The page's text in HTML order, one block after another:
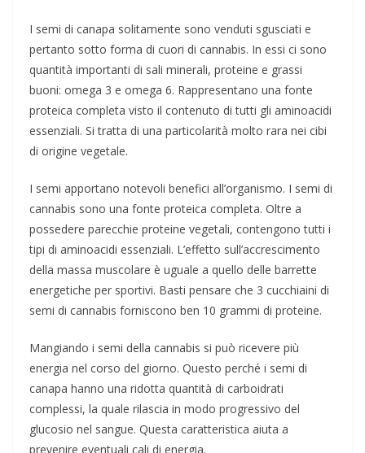
I semi di canapa solitamente sono venduti sgusciati e
pertanto sotto forma di cuori di cannabis. In essi ci sono
quantità importanti di sali minerali, proteine e grassi
buoni: omega 3 e omega 6. Rappresentano una fonte
proteica completa visto il contenuto di tutti gli aminoacidi
essenziali. Si tratta di una particolarità molto rara nei cibi
di origine vegetale.
I semi apportano notevoli benefici all’organismo. I semi di
cannabis sono una fonte proteica completa. Oltre a
possedere parecchie proteine vegetali, contengono tutti i
tipi di aminoacidi essenziali. L’effetto sull’accrescimento
della massa muscolare è uguale a quello delle barrette
energetiche per sportivi. Basti pensare che 3 cucchiaini di
semi di cannabis forniscono ben 10 grammi di proteine.
Mangiando i semi della cannabis si può ricevere più
energia nel corso del giorno. Questo perché i semi di
canapa hanno una ridotta quantità di carboidrati
complessi, la quale rilascia in modo progressivo del
glucosio nel sangue. Questa caratteristica aiuta a
prevenire eventuali cali di energia.